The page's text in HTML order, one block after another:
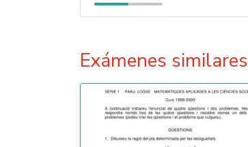
Exámenes similares